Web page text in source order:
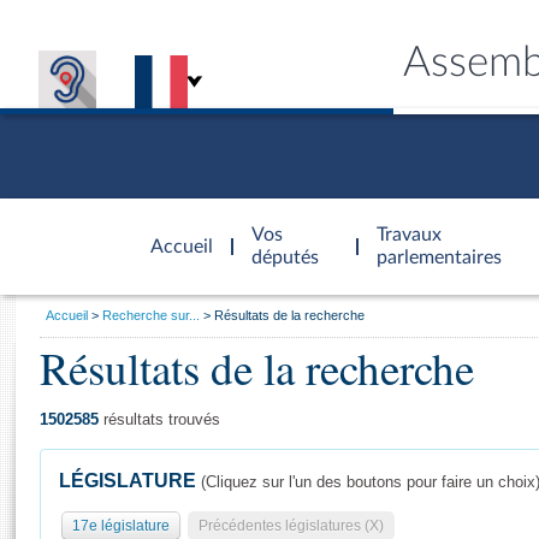
Accueil
d'accueil
Vos
députés
Travaux
parlementaires
Général
Vous
Accueil Recherche sur... Résultats de la recherche
Résultats de la recherche
1502585 résultats trouvés
LÉGISLATURE (Cliquez sur l'un des boutons pour faire un choix)
17e législature Précédentes législatures (X)